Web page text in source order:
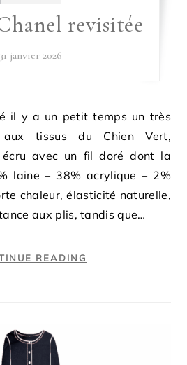
revisitée
31 janvier 2026
il y a un petit temps un très
tissus du Chien Vert,
écru avec un fil doré dont la
laine – 38% acrylique – 2%
chaleur, élasticité naturelle,
aux plis, tandis que…
READING